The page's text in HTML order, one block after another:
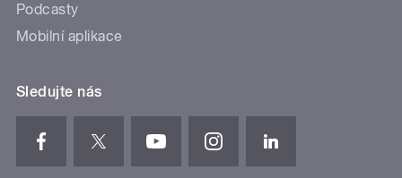
Podcasty
Mobilní aplikace
Sledujte nás